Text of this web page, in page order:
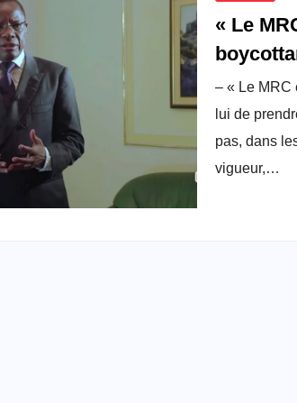
« Le
pas,
– « Le MRC
lui de
pas, dans
vigueur,…